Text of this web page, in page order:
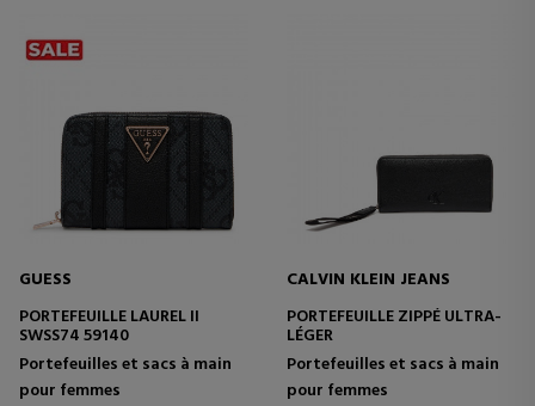
GUESS
PORTEFEUILLE LAUREL II
SWSS74 59140
Portefeuilles et sacs à main
pour femmes
CALVIN KLEIN JEANS
PORTEFEUILLE ZIPPÉ ULTRA-
LÉGER
Portefeuilles et sacs à main
pour femmes